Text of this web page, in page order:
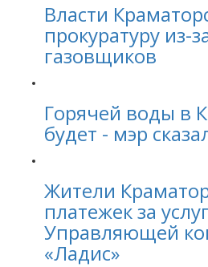
Власти
прокуратуру из-
газовщиков
Горячей воды в
будет - мэр
Жители
платежек за
Управляющей
«Ладис»